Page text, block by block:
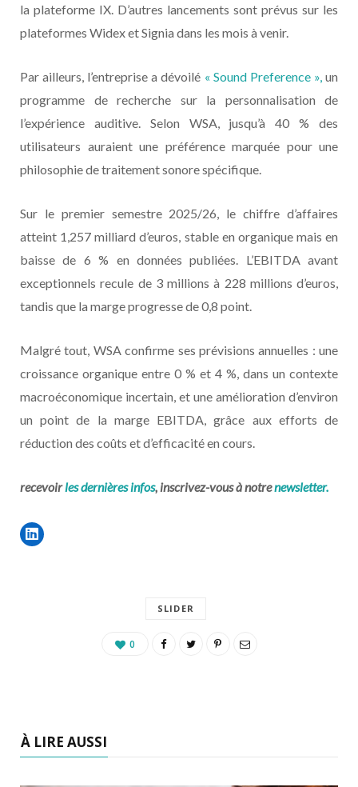
la plateforme IX. D’autres lancements sont prévus sur les
plateformes Widex et Signia dans les mois à venir.
Par ailleurs, l’entreprise a dévoilé « Sound Preference »,un
programme de recherche sur la personnalisation de
l’expérience auditive. Selon WSA, jusqu’à 40 % des
utilisateurs auraient une préférence marquée pour une
philosophie de traitement sonore spécifique.
Sur le premier semestre 2025/26, le chiffre d’affaires
atteint 1,257 milliard d’euros, stable en organique mais en
baisse de 6 % en données publiées. L’EBITDA avant
exceptionnels recule de 3 millions à 228 millions d’euros,
tandis que la marge progresse de 0,8 point.
Malgré tout, WSA confirme ses prévisions annuelles : une
croissance organique entre 0 % et 4 %, dans un contexte
macroéconomique incertain, et une amélioration d’environ
un point de la marge EBITDA, grâce aux efforts de
réduction des coûts et d’efficacité en cours.
recevoirles dernières infos, inscrivez-vous à notrenewsletter.
SLIDER
0
À LIRE AUSSI